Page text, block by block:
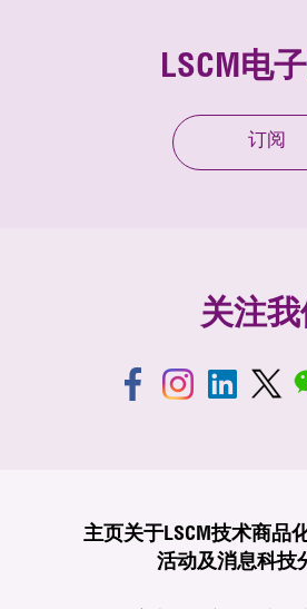
LSCM电
订阅
关注我
主页关于LSCM技术商品
活动及消息科技